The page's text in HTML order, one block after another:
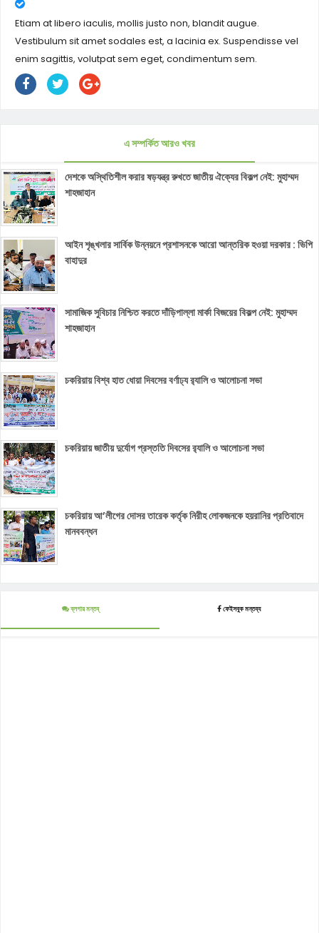
Etiam at libero iaculis, mollis justo non, blandit augue.
Vestibulum sit amet sodales est, a lacinia ex. Suspendisse vel
enim sagittis, volutpat sem eget, condimentum sem.
এ সম্পর্কিত আরও খবর
দেশকে অস্থিতিশীল করার ষড়যন্ত্র রুখতে জাতীয় ঐক্যের বিকল্প নেই: মুহাম্মদ
শাহজাহান
আইন শৃঙ্খলার সার্বিক উন্নয়নে প্রশাসনকে আরো আন্তরিক হওয়া দরকার : ভিপি
বাহাদুর
সামাজিক সুবিচার নিশ্চিত করতে দাঁড়িপাল্লা মার্কা বিজয়ের বিকল্প নেই: মুহাম্মদ
শাহজাহান
চকরিয়ায় বিশ্ব হাত ধোয়া দিবসের বর্ণাঢ্য র‌্যালি ও আলোচনা সভা
চকরিয়ায় জাতীয় দুর্যোগ প্রস্ততি দিবসের র‌্যালি ও আলোচনা সভা
চকরিয়ায় আ’লীগের দোসর তারেক কর্তৃক নিরীহ লোকজনকে হয়রানির প্রতিবাদে
মানববন্ধন
ব্লগার মন্তব্ ফেইসবুক মন্তব্য